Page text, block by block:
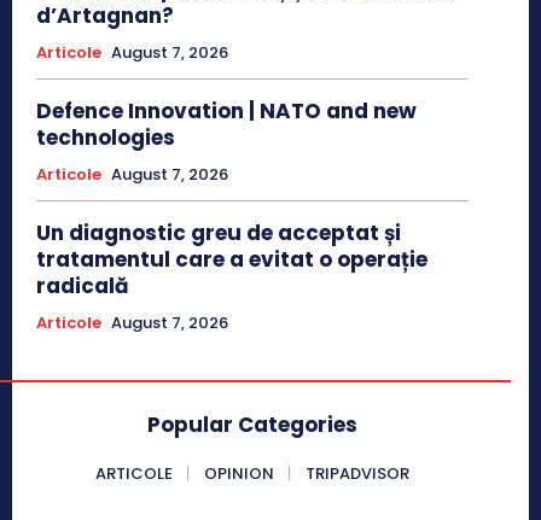
d’Artagnan?
Articole August 7, 2026
Defence Innovation | NATO and new
technologies
Articole August 7, 2026
Un diagnostic greu de acceptat și
tratamentul care a evitat o operație
radicală
Articole August 7, 2026
Popular Categories
ARTICOLE OPINION TRIPADVISOR